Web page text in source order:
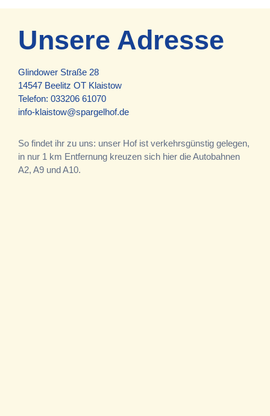
Unsere Adresse
Glindower Straße 28
14547 Beelitz OT Klaistow
Telefon: 033206 61070
info-klaistow@spargelhof.de
So findet ihr zu uns: unser Hof ist verkehrsgünstig gelegen,
in nur 1 km Entfernung kreuzen sich hier die Autobahnen
A2, A9 und A10.